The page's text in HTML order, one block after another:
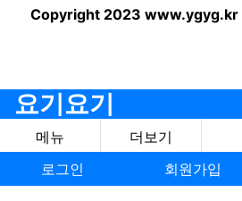
Copyright 2023 www.ygyg.kr
요기요기
메뉴
더보기
로그인
회원가입